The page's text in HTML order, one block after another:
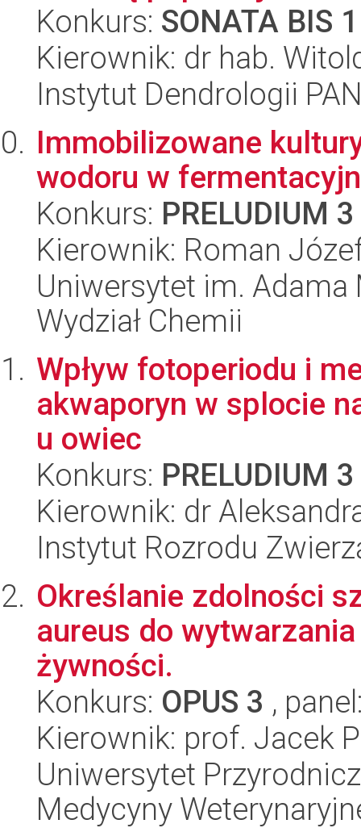
Konkurs: SONATA BIS 1
Kierownik: dr hab.
Instytut Dendrologii
Immobilizowane
wodoru w
Konkurs: PRELUDIUM 3
Kierownik: Roman
Uniwersytet im.
Wydział Chemii
Wpływ fotoperiodu i
akwaporyn w splocie
u owiec
Konkurs: PRELUDIUM 3
Kierownik: dr
Instytut Rozrodu
Określanie zdolności
aureus do
żywności.
Konkurs: OPUS 3 ,
Kierownik: prof. Jacek
Uniwersytet
Medycyny